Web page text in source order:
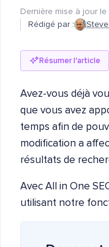
Dernière mise à jour le
Rédigé par :
Résumer l'article
Avez-vous déjà
que vous avez
temps afin de
modification a
résultats de
Avec All in One
utilisant notre